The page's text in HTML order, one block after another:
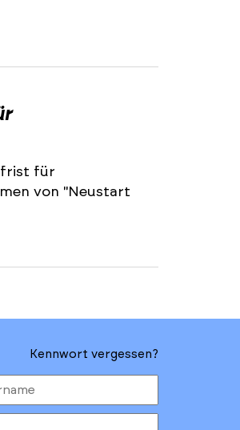
für
von "Neustart
Kennwort vergessen?